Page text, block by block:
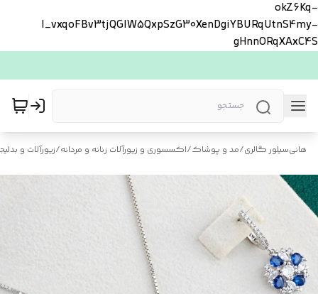
okZ6Kq-
l_vxqoFBv3tjQGlW5QxpSzG30XenDgiYBURqUtnS4my-
gHnnORqXAxC4S
هانی‌سیلور گالری/مد و پوشاک/اکسسوری و زیورآلات زنانه و مردانه/زیورآلات و